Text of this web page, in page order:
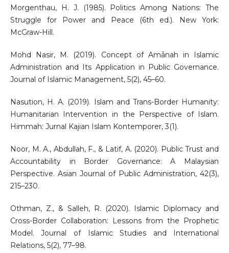
Morgenthau, H. J. (1985). Politics Among Nations: The
Struggle for Power and Peace (6th ed.). New York:
McGraw-Hill.
Mohd Nasir, M. (2019). Concept of Amānah in Islamic
Administration and Its Application in Public Governance.
Journal of Islamic Management, 5(2), 45–60.
Nasution, H. A. (2019). Islam and Trans-Border Humanity:
Humanitarian Intervention in the Perspective of Islam.
Himmah: Jurnal Kajian Islam Kontemporer, 3(1).
Noor, M. A., Abdullah, F., & Latif, A. (2020). Public Trust and
Accountability in Border Governance: A Malaysian
Perspective. Asian Journal of Public Administration, 42(3),
215–230.
Othman, Z., & Salleh, R. (2020). Islamic Diplomacy and
Cross-Border Collaboration: Lessons from the Prophetic
Model. Journal of Islamic Studies and International
Relations, 5(2), 77–98.